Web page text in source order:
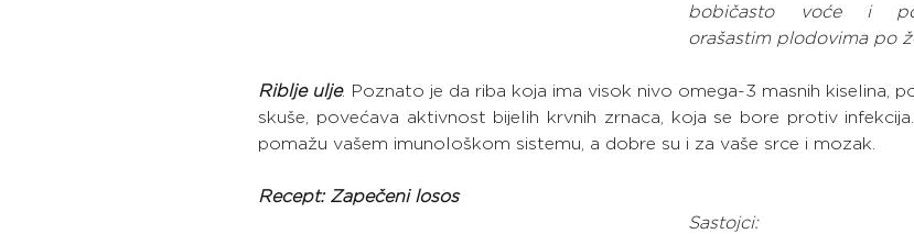
bobičasto voće i
orašastim plodovima po
Riblje ulje. Poznato je da riba koja ima visok nivo omega-3 masnih kiselina,
skuše, povećava aktivnost bijelih krvnih zrnaca, koja se bore protiv
pomažu vašem imunološkom sistemu, a dobre su i za vaše srce i mozak.
Recept: Zapečeni losos
Sastojci: